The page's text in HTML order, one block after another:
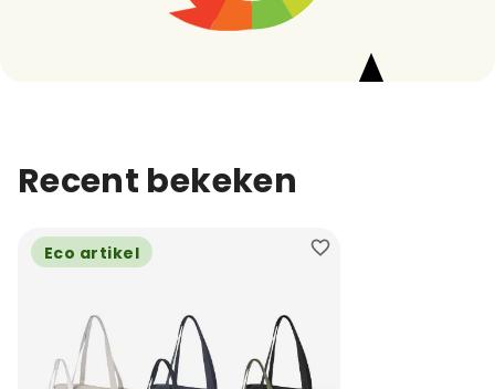
Recent bekeken
Eco artikel